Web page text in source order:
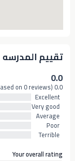
تقييم المدرسه
0.0
0.0 out of 5 stars (based on 0 reviews)
Excellent
Very good
Average
Poor
Terrible
Your overall rating